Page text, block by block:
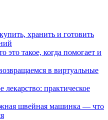
хранить и готовить
это такое, когда помогает и
в виртуальные
лекарство: практическое
швейная машинка — что